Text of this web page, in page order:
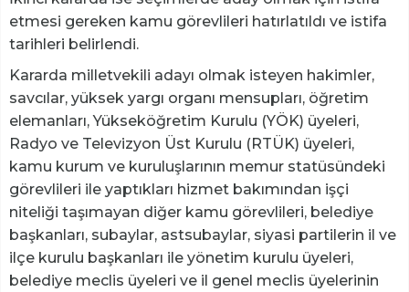
etmesi gereken kamu görevlileri hatırlatıldı ve istifa
tarihleri belirlendi.
Kararda milletvekili adayı olmak isteyen hakimler,
savcılar, yüksek yargı organı mensupları, öğretim
elemanları, Yükseköğretim Kurulu (YÖK) üyeleri,
Radyo ve Televizyon Üst Kurulu (RTÜK) üyeleri,
kamu kurum ve kuruluşlarının memur statüsündeki
görevlileri ile yaptıkları hizmet bakımından işçi
niteliği taşımayan diğer kamu görevlileri, belediye
başkanları, subaylar, astsubaylar, siyasi partilerin il ve
ilçe kurulu başkanları ile yönetim kurulu üyeleri,
belediye meclis üyeleri ve il genel meclis üyelerinin